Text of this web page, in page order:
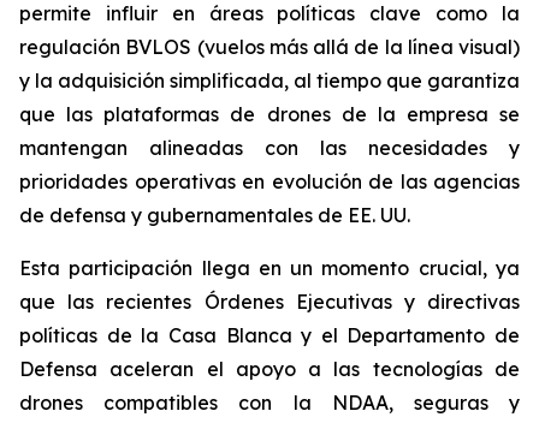
permite influir en áreas políticas clave como la
regulación BVLOS (vuelos más allá de la línea visual)
y la adquisición simplificada, al tiempo que garantiza
que las plataformas de drones de la empresa se
mantengan alineadas con las necesidades y
prioridades operativas en evolución de las agencias
de defensa y gubernamentales de EE. UU.
Esta participación llega en un momento crucial, ya
que las recientes Órdenes Ejecutivas y directivas
políticas de la Casa Blanca y el Departamento de
Defensa aceleran el apoyo a las tecnologías de
drones compatibles con la NDAA, seguras y